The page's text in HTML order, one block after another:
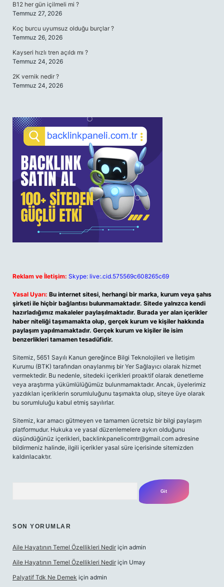
B12 her gün içilmeli mi ?
Temmuz 27, 2026
Koç burcu uyumsuz olduğu burçlar ?
Temmuz 26, 2026
Kayseri hızlı tren açıldı mı ?
Temmuz 24, 2026
2K vernik nedir ?
Temmuz 24, 2026
Reklam ve İletişim: Skype: live:.cid.575569c608265c69
Yasal Uyarı: Bu internet sitesi, herhangi bir marka, kurum veya şahıs
şirketi ile hiçbir bağlantısı bulunmamaktadır. Sitede yalnızca kendi
hazırladığımız makaleler paylaşılmaktadır. Burada yer alan içerikler
haber niteliği taşımamakta olup, gerçek kurum ve kişiler hakkında
paylaşım yapılmamaktadır. Gerçek kurum ve kişiler ile isim
benzerlikleri tamamen tesadüfidir.
Sitemiz, 5651 Sayılı Kanun gereğince Bilgi Teknolojileri ve İletişim
Kurumu (BTK) tarafından onaylanmış bir Yer Sağlayıcı olarak hizmet
vermektedir. Bu nedenle, sitedeki içerikleri proaktif olarak denetleme
veya araştırma yükümlülüğümüz bulunmamaktadır. Ancak, üyelerimiz
yazdıkları içeriklerin sorumluluğunu taşımakta olup, siteye üye olarak
bu sorumluluğu kabul etmiş sayılırlar.
Sitemiz, kar amacı gütmeyen ve tamamen ücretsiz bir bilgi paylaşım
platformudur. Hukuka ve yasal düzenlemelere aykırı olduğunu
düşündüğünüz içerikleri, backlinkpanelicomtr@gmail.com adresine
bildirmeniz halinde, ilgili içerikler yasal süre içerisinde sitemizden
kaldırılacaktır.
SON YORUMLAR
Aile Hayatının Temel Özellikleri Nedir için admin
Aile Hayatının Temel Özellikleri Nedir için Umay
Palyatif Tdk Ne Demek için admin